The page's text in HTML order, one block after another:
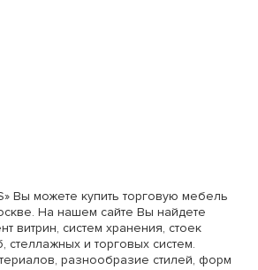
Вы можете купить торговую мебель
На нашем сайте Вы найдете
витрин, систем хранения, стоек
стеллажных и торговых систем.
разнообразие стилей, форм